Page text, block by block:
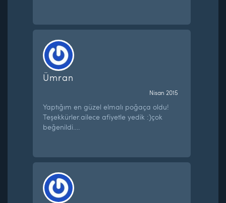
Ümran
Nisan 2015
Yaptığım en güzel elmalı poğaça oldu!
Teşekkürler.ailece afiyetle yedik :)çok
beğenildi….